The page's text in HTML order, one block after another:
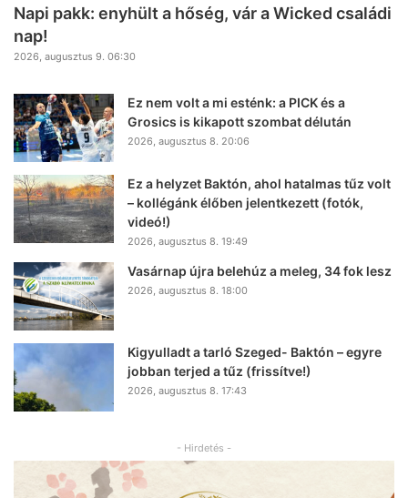
Napi pakk: enyhült a hőség, vár a Wicked családi
nap!
2026, augusztus 9. 06:30
Ez nem volt a mi esténk: a PICK és a
Grosics is kikapott szombat délután
2026, augusztus 8. 20:06
Ez a helyzet Baktón, ahol hatalmas tűz volt
– kollégánk élőben jelentkezett (fotók,
videó!)
2026, augusztus 8. 19:49
Vasárnap újra belehúz a meleg, 34 fok lesz
2026, augusztus 8. 18:00
Kigyulladt a tarló Szeged- Baktón – egyre
jobban terjed a tűz (frissítve!)
2026, augusztus 8. 17:43
- Hirdetés -